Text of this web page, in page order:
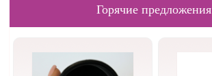
Горячие предложения